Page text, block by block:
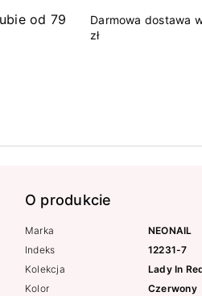
Darmowa dostawa
zł
O produkcie
Marka
NEONAIL
Indeks
12231-7
Kolekcja
Lady In
Kolor
Czerwony